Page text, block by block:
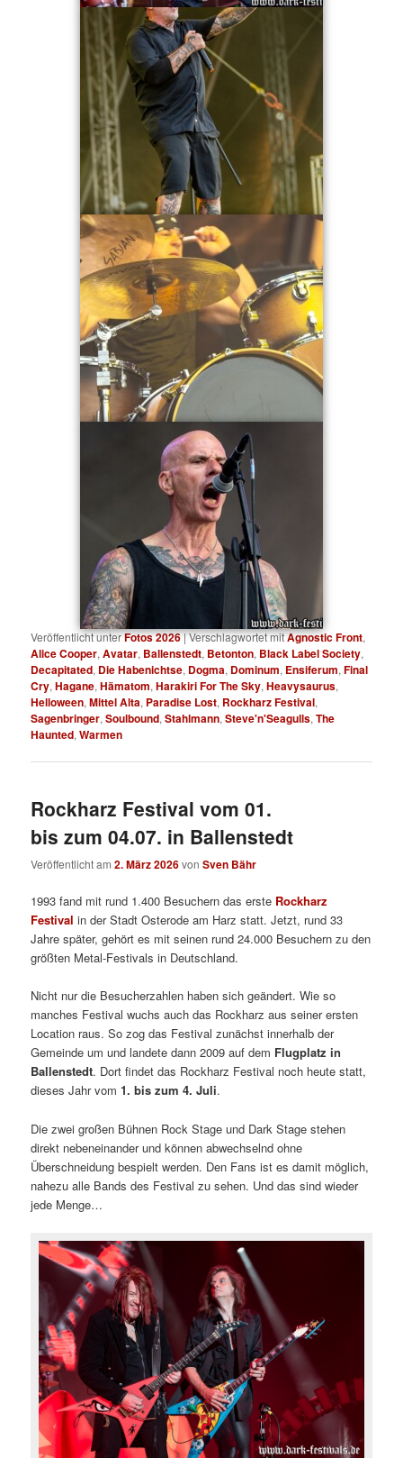
Veröffentlicht unterFotos 2026|Verschlagwortet mitAgnostic Front,
Alice Cooper,Avatar, Ballenstedt, Betonton, Black Label Society,
Decapitated, Die Habenichtse, Dogma, Dominum, Ensiferum,Final
Cry,Hagane,Hämatom,Harakiri For The Sky,Heavysaurus,
Helloween,Mittel Alta, Paradise Lost, Rockharz Festival,
Sagenbringer,Soulbound,Stahlmann,Steve'n'Seagulls,The
Haunted,Warmen
Rockharz Festival vom 01.
bis zum 04.07. in Ballenstedt
Veröffentlicht am2. März 2026vonSven Bähr
1993 fand mit rund 1.400 Besuchern das erste Rockharz
Festival in der Stadt Osterode am Harz statt.Jetzt, rund 33
Jahre später, gehört es mit seinen rund 24.000 Besuchern zu den
größten Metal-Festivals in Deutschland.
Nicht nur die Besucherzahlen haben sich geändert. Wie so
manches Festival wuchs auch das Rockharz aus seiner ersten
Location raus. So zog das Festival zunächst innerhalb der
Gemeinde um und landete dann 2009 auf dem Flugplatz in
Ballenstedt. Dort findet das Rockharz Festival noch heute statt,
dieses Jahr vom1. bis zum 4. Juli.
Die zwei großen Bühnen Rock Stage und Dark Stage stehen
direkt nebeneinander und können abwechselnd ohne
Überschneidung bespielt werden. Den Fans ist es damit möglich,
nahezu alle Bands des Festival zu sehen. Und das sind wieder
jede Menge…